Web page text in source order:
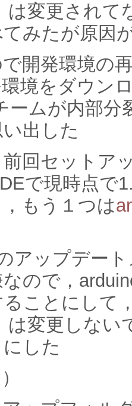
は変更され
みたが原因
開発環境の
境をダウン
ームが内部分
出した
回セットア
で現時点で
もう１つは
アップデー
ので，
ことにして
は変更しな
した